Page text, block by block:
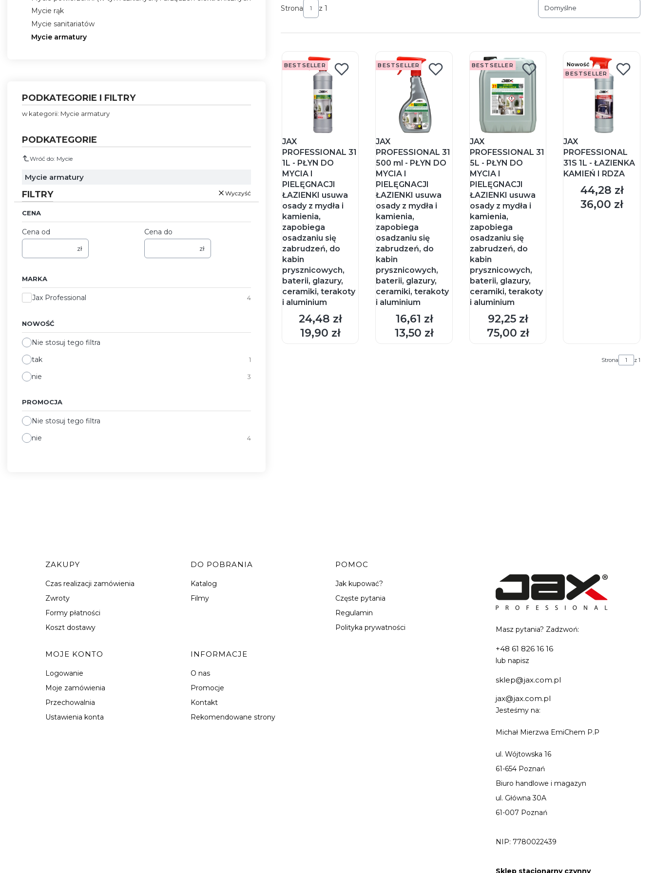
Mycie rąk
Mycie sanitariatów
Mycie armatury
PODKATEGORIE I FILTRY
w kategorii: Mycie armatury
PODKATEGORIE
Wróć do: Mycie
Mycie armatury
FILTRY Wyczyść
CENA
Cena od
zł
Cena do
zł
MARKA
MarkaJax Professional 4
NOWOŚĆ
Nie stosuj tego filtra
tak
1
nie 3
PROMOCJA
Nie stosuj tego filtra
nie
4
Domyślne
Strona z 1
BESTSELLER
JAX
PROFESSIONAL 31
1L - PŁYN DO
MYCIA I
PIELĘGNACJI
ŁAZIENKI usuwa
osady z mydła i
kamienia,
zapobiega
osadzaniu się
zabrudzeń, do
kabin
prysznicowych,
baterii, glazury,
ceramiki, terakoty
i aluminium
Cena
24,48 zł
Cena
19,90 zł
DO
KOSZYKA
BESTSELLER
JAX
PROFESSIONAL 31
500 ml - PŁYN DO
MYCIA I
PIELĘGNACJI
ŁAZIENKI usuwa
osady z mydła i
kamienia,
zapobiega
osadzaniu się
zabrudzeń, do
kabin
prysznicowych,
baterii, glazury,
ceramiki, terakoty
i aluminium
Cena
16,61 zł
Cena
13,50 zł
DO
KOSZYKA
BESTSELLER
JAX
PROFESSIONAL 31
5L - PŁYN DO
MYCIA I
PIELĘGNACJI
ŁAZIENKI usuwa
osady z mydła i
kamienia,
zapobiega
osadzaniu się
zabrudzeń, do
kabin
prysznicowych,
baterii, glazury,
ceramiki, terakoty
i aluminium
Cena
92,25 zł
Cena
75,00 zł
DO
KOSZYKA
Nowość
BESTSELLER
JAX
PROFESSIONAL
31S 1L - ŁAZIENKA
KAMIEŃ I RDZA
Cena
44,28 zł
Cena
36,00 zł
Strona z 1
Linki w stopce
ZAKUPY
Czas realizacji zamówienia
Zwroty
Formy płatności
Koszt dostawy
DO POBRANIA
Katalog
Filmy
POMOC
Jak kupować?
Częste pytania
Regulamin
Polityka prywatności
MOJE KONTO
Logowanie
Moje zamówienia
Przechowalnia
Ustawienia konta
INFORMACJE
O nas
Promocje
Kontakt
Rekomendowane strony
Masz pytania? Zadzwoń:
+48 61 826 16 16
lub napisz
sklep@jax.com.pl
jax@jax.com.pl
Jesteśmy na:
Michał Mierzwa EmiChem P.P
ul. Wójtowska 16
61-654 Poznań
Biuro handlowe i magazyn
ul. Główna 30A
61-007 Poznań
NIP: 7780022439
Sklep stacjonarny czynny